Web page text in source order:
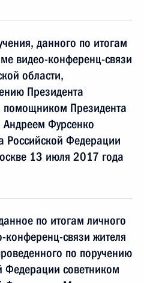
данного по итогам
видео-конференц-связи
области,
Президента
помощником Президента
Фурсенко
Российской Федерации
13 июля 2017 года
по итогам личного
связи жителя
по поручению
Федерации советником